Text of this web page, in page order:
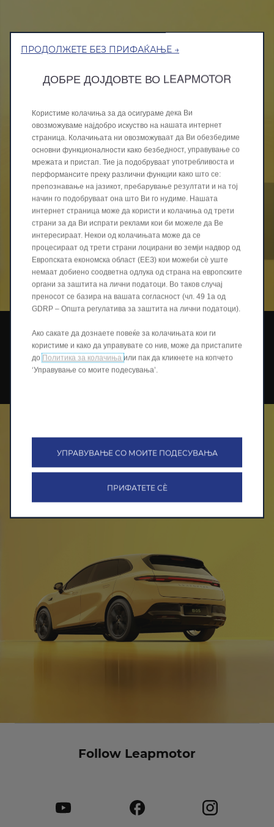
Смел по дизајн
Став со секој детаљ.
Светла во форма на сабја, врати без рамка и 19"
спортски тркала - B05 ја прави индивидуалноста
Follow Leapmotor
ПРОДОЛЖЕТЕ БЕЗ ПРИФАЌАЊЕ →
ДОБРЕ ДОЈДОВТЕ ВО LEAPMOTOR
Користиме колачиња за да осигураме дека Ви
овозможуваме најдобро искуство на нашата интернет
страница. Колачињата ни овозможуваат да Ви обезбедиме
основни функционалности како безбедност, управување со
мрежата и пристап. Тие ја подобруваат употребливоста и
перформансите преку различни функции како што се:
препознавање на јазикот, пребарување резултати и на тој
начин го подобруваат она што Ви го нудиме. Нашата
интернет страница може да користи и колачиња од трети
страни за да Ви испрати реклами кои би можеле да Ве
интересираат. Некои од колачињата може да се
процесираат од трети страни лоцирани во земји надвор од
Европската економска област (ЕЕЗ) кои можеби сѐ уште
немаат добиено соодветна одлука од страна на европските
органи за заштита на лични податоци. Во таков случај
преносот се базира на вашата согласност (чл. 49 1а од
GDRP – Општа регулатива за заштита на лични податоци).
Ако сакате да дознаете повеќе за колачињата кои ги
користиме и како да управувате со нив, може да пристапите
до Политика за колачиња или пак да кликнете на копчето
‘Управување со моите подесувања’.
УПРАВУВАЊЕ СО МОИТЕ ПОДЕСУВАЊА
ПРИФАТЕТЕ СÈ